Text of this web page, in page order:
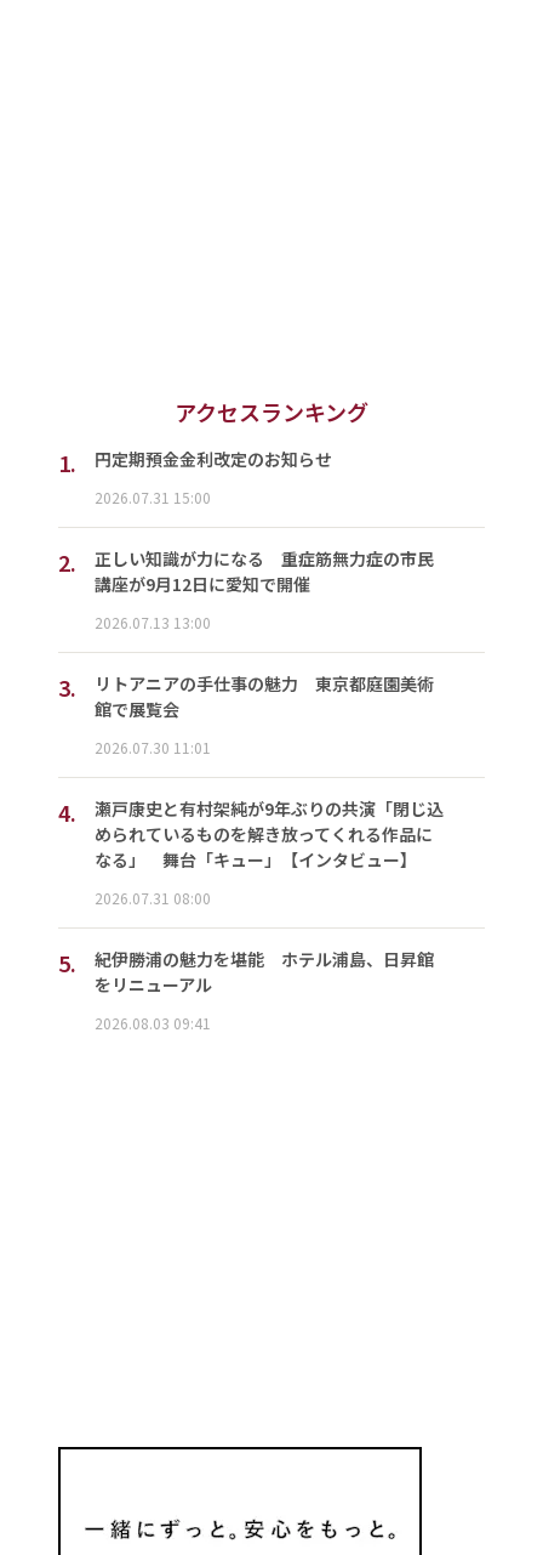
アクセスランキング
1.
円定期預金金利改定のお知らせ
2026.07.31 15:00
2.
正しい知識が力になる 重症筋無力症の市民
講座が9月12日に愛知で開催
2026.07.13 13:00
3.
リトアニアの手仕事の魅力 東京都庭園美術
館で展覧会
2026.07.30 11:01
4.
瀬戸康史と有村架純が9年ぶりの共演「閉じ込
められているものを解き放ってくれる作品に
なる」 舞台「キュー」【インタビュー】
2026.07.31 08:00
5.
紀伊勝浦の魅力を堪能 ホテル浦島、日昇館
をリニューアル
2026.08.03 09:41